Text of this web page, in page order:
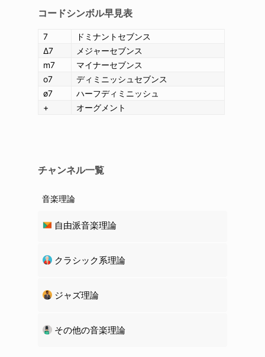
コードシンボル早見表
7
ドミナントセブンス
Δ7
メジャーセブンス
m7
マイナーセブンス
o7
ディミニッシュセブンス
ø7
ハーフディミニッシュ
+
オーグメント
チャンネル一覧
音楽理論
自由派音楽理論
クラシック系理論
ジャズ理論
その他の音楽理論